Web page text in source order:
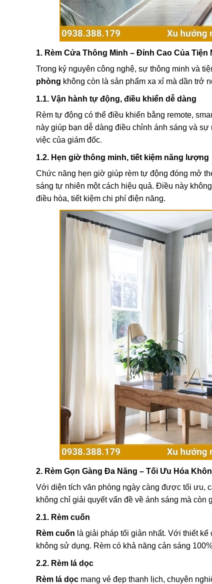
1. Rèm Cửa Thông Minh – Đỉnh Cao Của
Trong kỷ nguyên công nghệ, sự thông minh và
phòng không còn là sản phẩm xa xỉ mà dần trở
1.1. Vận hành tự động, điều khiển dễ dàng
Rèm tự động có thể điều khiển bằng remote,
này giúp bạn dễ dàng điều chỉnh ánh sáng và
việc của giám đốc.
1.2. Hẹn giờ thông minh, tiết kiệm năng lượng
Chức năng hẹn giờ giúp rèm tự động đóng mở
sáng tự nhiên một cách hiệu quả. Điều này
điều hòa, tiết kiệm chi phí điện năng.
2. Rèm Gọn Gàng Đa Năng – Tối Ưu Hóa
Với diện tích văn phòng ngày càng được tối ưu,
không chỉ giải quyết vấn đề về ánh sáng mà
2.1. Rèm cuốn
Rèm cuốn là giải pháp tối giản nhất. Với thiết
không sử dụng. Rèm có khả năng cản sáng
2.2. Rèm lá dọc
Rèm lá dọc mang vẻ đẹp thanh lịch, chuyên